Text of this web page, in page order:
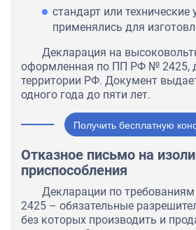
стандарт или технические
применялись для
Декларация на
оформленная по ПП РФ № 2425,
территории РФ. Документ
одного года до пяти лет.
Получить бесплатную
Отказное письмо на
приспособления
Декларации по
2425 – обязательные
без которых производить и